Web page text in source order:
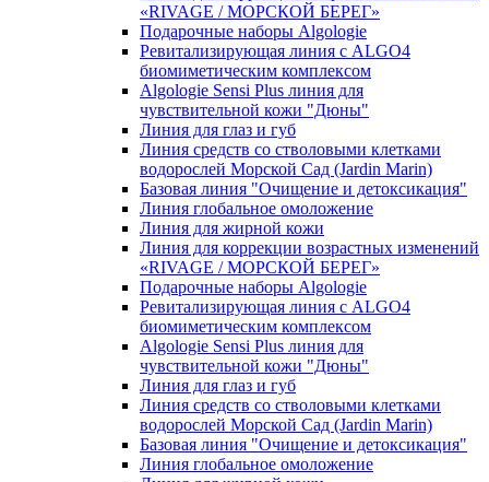
«RIVAGE / МОРСКОЙ БЕРЕГ»
Подарочные наборы Algologie
Ревитализирующая линия с ALGO4
биомиметическим комплексом
Algologie Sensi Plus линия для
чувcтвительной кожи "Дюны"
Линия для глаз и губ
Линия средств со стволовыми клетками
водорослей Морской Сад (Jardin Marin)
Базовая линия "Очищение и детоксикация"
Линия глобальное омоложение
Линия для жирной кожи
Линия для коррекции возрастных изменений
«RIVAGE / МОРСКОЙ БЕРЕГ»
Подарочные наборы Algologie
Ревитализирующая линия с ALGO4
биомиметическим комплексом
Algologie Sensi Plus линия для
чувcтвительной кожи "Дюны"
Линия для глаз и губ
Линия средств со стволовыми клетками
водорослей Морской Сад (Jardin Marin)
Базовая линия "Очищение и детоксикация"
Линия глобальное омоложение